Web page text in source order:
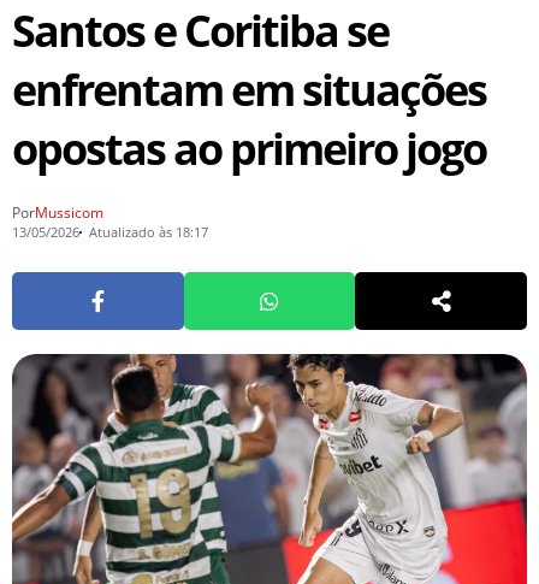
Santos e Coritiba se
enfrentam em situações
opostas ao primeiro jogo
PorMussicom
13/05/2026 Atualizado às 18:17